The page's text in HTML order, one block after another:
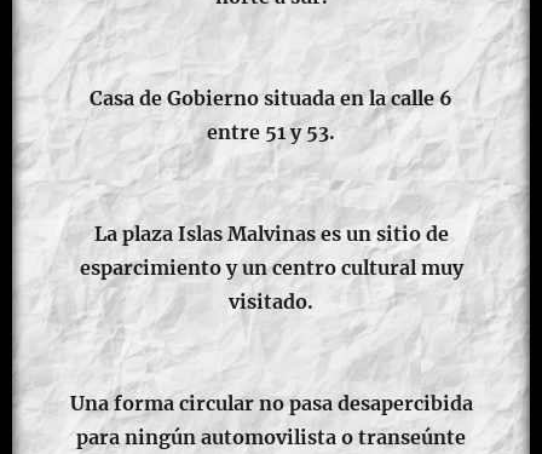
Casa de Gobierno situada en la calle 6
entre 51 y 53.
La plaza Islas Malvinas es un sitio de
esparcimiento y un centro cultural muy
visitado.
Una forma circular no pasa desapercibida
para ningún automovilista o transeúnte